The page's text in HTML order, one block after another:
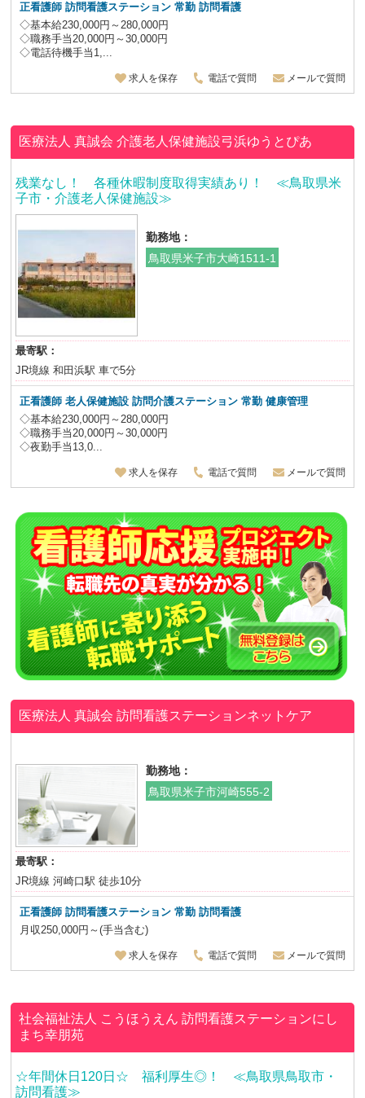
正看護師 訪問看護ステーション 常勤 訪問看護
◇基本給230,000円～280,000円
◇職務手当20,000円～30,000円
◇電話待機手当1,...
求人を保存 電話で質問 メールで質問
医療法人 真誠会介護老人保健施設弓浜ゆうとぴあ
残業なし！ 各種休暇制度取得実績あり！ ≪鳥取県米
子市・介護老人保健施設≫
勤務地：
鳥取県米子市大崎1511-1
最寄駅：
JR境線 和田浜駅 車で5分
正看護師 老人保健施設 訪問介護ステーション 常勤 健康管理
◇基本給230,000円～280,000円
◇職務手当20,000円～30,000円
◇夜勤手当13,0...
求人を保存 電話で質問 メールで質問
医療法人 真誠会訪問看護ステーションネットケア
勤務地：
鳥取県米子市河崎555-2
最寄駅：
JR境線 河崎口駅 徒歩10分
正看護師 訪問看護ステーション 常勤 訪問看護
月収250,000円～(手当含む)
求人を保存 電話で質問 メールで質問
社会福祉法人 こうほうえん訪問看護ステーションにし
まち幸朋苑
☆年間休日120日☆ 福利厚生◎！ ≪鳥取県鳥取市・
訪問看護≫